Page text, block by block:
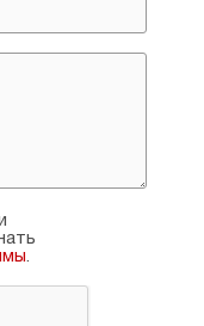
.
рассчитана на
2 дня,
лучше узнать